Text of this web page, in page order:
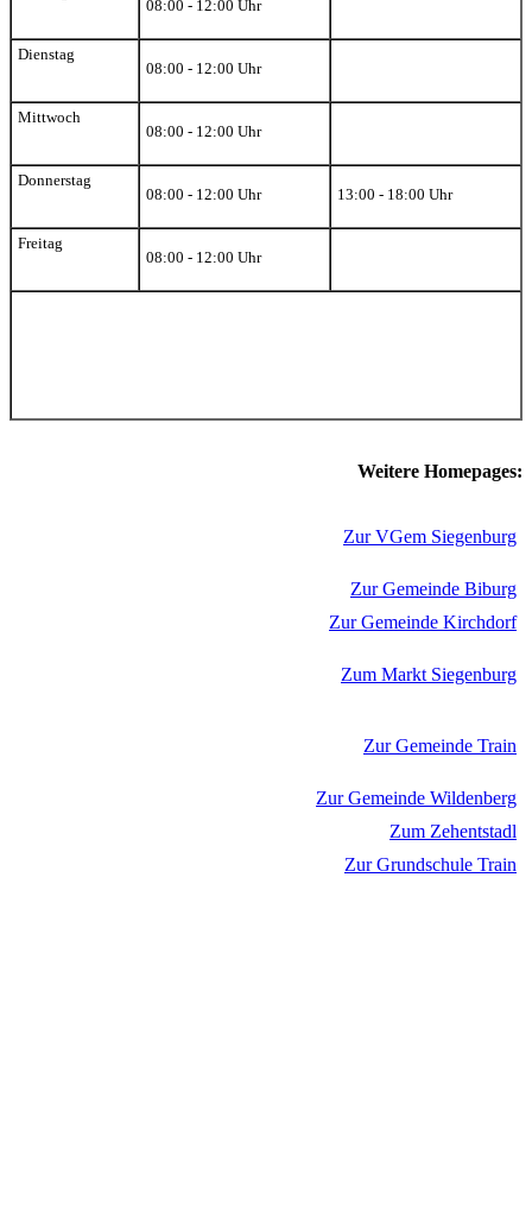
08:00 - 12:00 Uhr
Dienstag
08:00 - 12:00 Uhr
Mittwoch
08:00 - 12:00 Uhr
Donnerstag
08:00 - 12:00 Uhr
13:00 - 18:00 Uhr
Freitag
08:00 - 12:00 Uhr
Weitere Homepages:
Zur VGem Siegenburg
Zur Gemeinde Biburg
Zur Gemeinde Kirchdorf
Zum Markt Siegenburg
Zur Gemeinde Train
Zur Gemeinde Wildenberg
Zum Zehentstadl
Zur Grundschule Train